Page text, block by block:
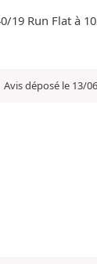
19 Run Flat à
Avis déposé le 13/